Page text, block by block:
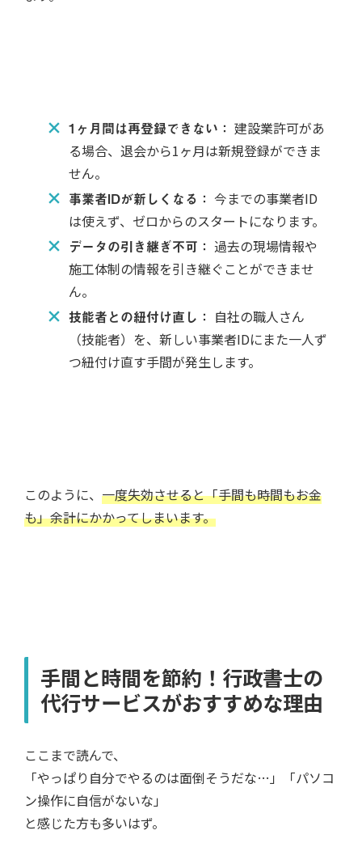
1ヶ月間は再登録できない： 建設業許可があ
る場合、退会から1ヶ月は新規登録ができま
せん。
事業者IDが新しくなる： 今までの事業者ID
は使えず、ゼロからのスタートになります。
データの引き継ぎ不可： 過去の現場情報や
施工体制の情報を引き継ぐことができませ
ん。
技能者との紐付け直し： 自社の職人さん
（技能者）を、新しい事業者IDにまた一人ず
つ紐付け直す手間が発生します。
このように、 一度失効させると「手間も時間もお金
も」余計にかかってしまいます。
手間と時間を節約！行政書士の
代行サービスがおすすめな理由
ここまで読んで、
「やっぱり自分でやるのは面倒そうだな…」「パソコ
ン操作に自信がないな」
と感じた方も多いはず。